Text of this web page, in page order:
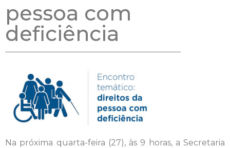
pessoa com
deficiência
Na próxima quarta-feira (27), às 9 horas, a Secretaria